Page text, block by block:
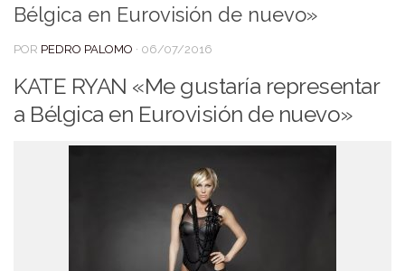
Bélgica en Eurovisión de nuevo»
POR PEDRO PALOMO · 06/07/2016
KATE RYAN «Me gustaría representar
a Bélgica en Eurovisión de nuevo»